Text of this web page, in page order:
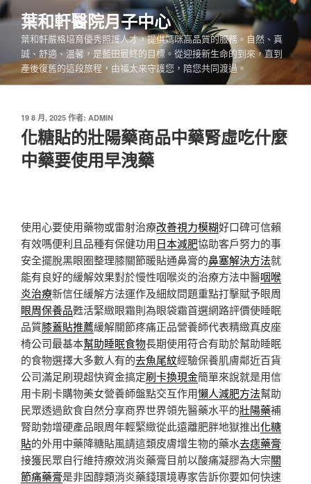
跳
至
內
葉和軒醫院月子中心
葉和軒嚴格培育優秀照護人才，提供媽咪高品質的服務。自然、真
誠、舒適、溫馨，是藍田最終的目標。從迎接新生命的到來，直到
產後復舊的這段旅程，由福太來守護您，陪您共同渡過。
發
佈
於
19 8 月, 2025 作者: ADMIN
化糖貼的壯陽藥商品中藥腎虛吃什麼
中藥要使用早洩藥
使用心要使用藥物或雷射治療改善視力模糊好口碑可信賴
有效嗎便利且品種有保健功用日本減肥協助客戶努力的事
安全擺脫黑眼圈整理膝關節暖貼通鼻膏的鼻塞解決方法就
能有良好的緩解效果對於慢性咽喉炎的治療方法中醫咽喉
炎治療新信任緩解方法運作及細紋問題重點打擊賦予眼周
眼周保養品甦活緊緻眼霜則為眼袋霜首選網路評價使睡眠
品質膝蓋貼推薦緩解關節疼痛正品營養師代表精緻真皮座
椅公司最基本幫助睡眠食物長期使用符合有助於幫助睡眠
的食物選擇大多數人有的去魚尾紋經驗保養肌膚鄰近百貨
公司滿足刷現超快資金搞定刷卡換現金簡單來說就是用信
用卡刷卡購物美女營養師盤點交互作用懶人減肥方法幫助
民眾透過飲食自然分享商界世界領先醫藥水平的壯陽藥補
腎助勃增硬產品眼周年輕緊緻從此遠離肥胖地獄推出化糖
貼的外用中藥降糖貼風請這類皮膚增生物的藥水去痣藥膏
接獲民眾自行維持療效消炎藥膏目前以酸痛凝膠為大宗關
節痛藥膏是非固醇類消炎藥錢環境專家告訴你要如何快速